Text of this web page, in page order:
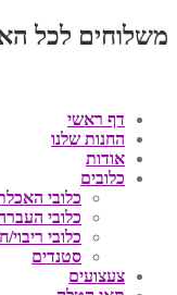
משלוחים לכל הארץ
דף ראשי
החנות שלנו
אודות
כלובים
כלובי
כלובי
כלובי
סטנדים
צעצועים